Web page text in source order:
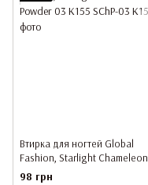
Втирка для ногтей Global
Fashion, Starlight Chameleon
Powder 03 K155
98 грн